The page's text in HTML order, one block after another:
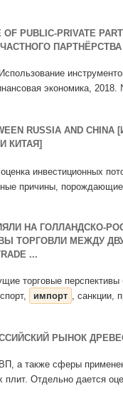
OF PUBLIC-PRIVATE
экономика,
RUSSIA AND
КИТАЯ]
инвестиционных
причины,
НА ГОЛЛАНДСКО-
МЕЖДУ
...
торговые
импорт , санкции,
РЫНОК
а также сферы
плит. Отдельно дается